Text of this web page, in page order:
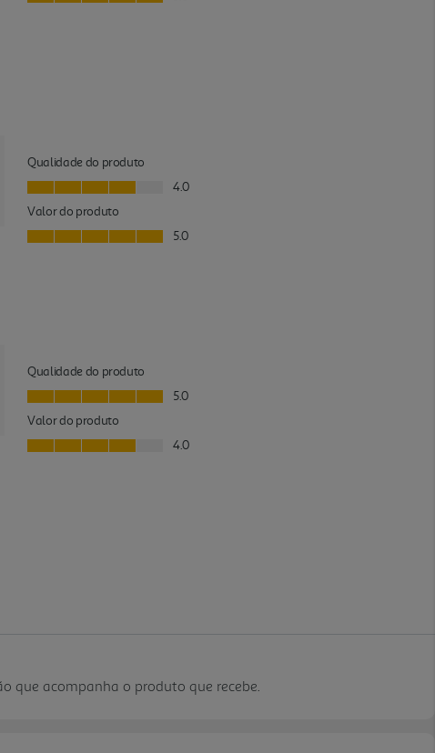
que acompanha o produto que recebe.